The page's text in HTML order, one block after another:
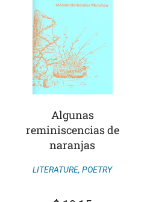
Algunas
reminiscencias de
naranjas
LITERATURE,POETRY